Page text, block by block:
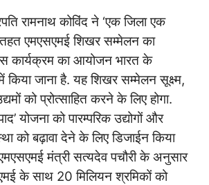
रामनाथ कोविंद ने ‘एक जिला एक
तहत एमएसएमई शिखर सम्मेलन का
कार्यक्रम का आयोजन भारत के
किया जाना है. यह शिखर सम्मेलन सूक्ष्म,
को प्रोत्साहित करने के लिए होगा.
योजना को पारम्परिक उद्योगों और
को बढ़ावा देने के लिए डिजाईन किया
मंत्री सत्यदेव पचौरी के अनुसार
के साथ 20 मिलियन श्रमिकों को